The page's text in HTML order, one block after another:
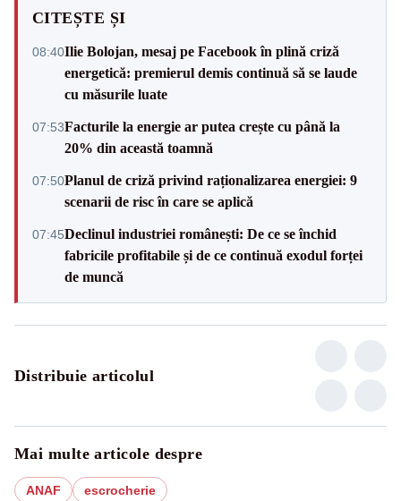
CITEȘTE ȘI
08:40Ilie Bolojan, mesaj pe Facebook în plină criză
energetică: premierul demis continuă să se laude
cu măsurile luate
07:53Facturile la energie ar putea crește cu până la
20% din această toamnă
07:50Planul de criză privind raționalizarea energiei: 9
scenarii de risc în care se aplică
07:45Declinul industriei românești: De ce se închid
fabricile profitabile și de ce continuă exodul forței
de muncă
Distribuie articolul
Mai multe articole despre
ANAF escrocherie